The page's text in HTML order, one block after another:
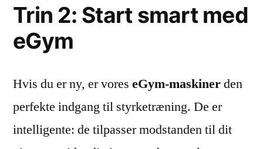
Trin 2: Start smart med
eGym
Hvis du er ny, er vores eGym-maskinerden
perfekte indgang til styrketræning. De er
intelligente: de tilpasser modstanden til dit